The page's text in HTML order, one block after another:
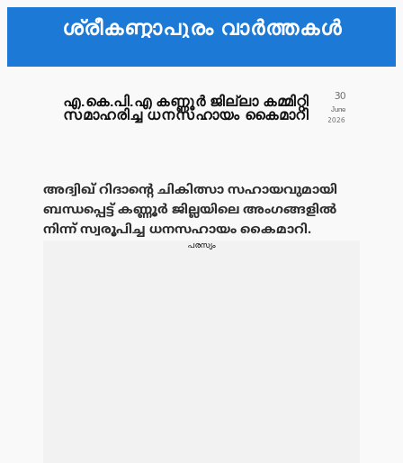
ശ്രീകണ്ഠാപുരം വാർത്തകൾ
എ.കെ.പി.എ കണ്ണൂർ ജില്ലാ കമ്മിറ്റി
സമാഹരിച്ച ധനസഹായം കൈമാറി
30
June
2026
അദ്വിഖ് റിദാൻ്റെ ചികിത്സാ സഹായവുമായി
ബന്ധപ്പെട്ട് കണ്ണൂർ ജില്ലയിലെ അംഗങ്ങളിൽ
നിന്ന് സ്വരൂപിച്ച ധനസഹായം കൈമാറി.
പരസ്യം